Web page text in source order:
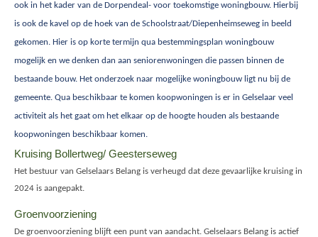
ook in het kader van de Dorpendeal- voor toekomstige woningbouw. Hierbij
is ook de kavel op de hoek van de Schoolstraat/Diepenheimseweg in beeld
gekomen. Hier is op korte termijn qua bestemmingsplan woningbouw
mogelijk en we denken dan aan seniorenwoningen die passen binnen de
bestaande bouw. Het onderzoek naar mogelijke woningbouw ligt nu bij de
gemeente. Qua beschikbaar te komen koopwoningen is er in Gelselaar veel
activiteit als het gaat om het elkaar op de hoogte houden als bestaande
koopwoningen beschikbaar komen.
Kruising Bollertweg/ Geesterseweg
Het bestuur van Gelselaars Belang is verheugd dat deze gevaarlijke kruising in
2024 is aangepakt.
Groenvoorziening
De groenvoorziening blijft een punt van aandacht. Gelselaars Belang is actief